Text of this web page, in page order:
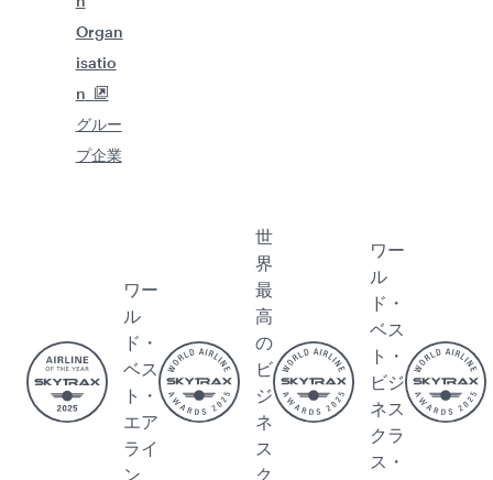
Organ
isatio
n
グルー
プ企業
ワー
ル
ド・
ベス
ト・
エア
ライ
ン
世
界
最
高
の
ビ
ジ
ネ
ス
ク
ワー
ル
ド・
ベス
ト・
ビジ
ネス
クラ
ス・